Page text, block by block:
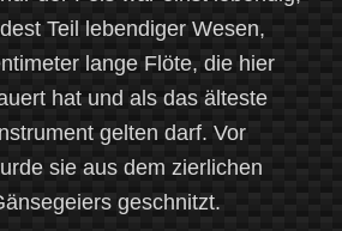
Teil lebendiger Wesen,
lange Flöte, die hier
hat und als das älteste
gelten darf. Vor
sie aus dem zierlichen
geschnitzt.